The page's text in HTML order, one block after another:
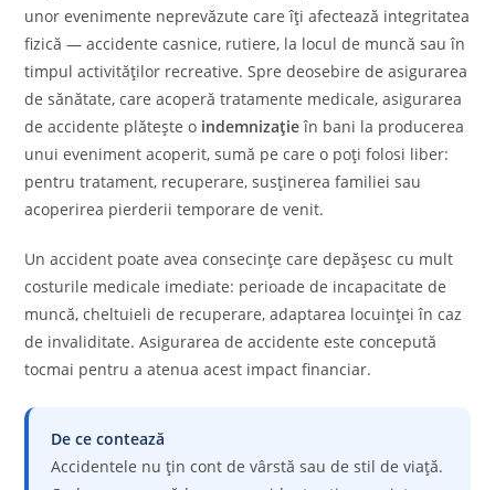
unor evenimente neprevăzute care îți afectează integritatea
fizică — accidente casnice, rutiere, la locul de muncă sau în
timpul activităților recreative. Spre deosebire de asigurarea
de sănătate, care acoperă tratamente medicale, asigurarea
de accidente plătește o indemnizațieîn bani la producerea
unui eveniment acoperit, sumă pe care o poți folosi liber:
pentru tratament, recuperare, susținerea familiei sau
acoperirea pierderii temporare de venit.
Un accident poate avea consecințe care depășesc cu mult
costurile medicale imediate: perioade de incapacitate de
muncă, cheltuieli de recuperare, adaptarea locuinței în caz
de invaliditate. Asigurarea de accidente este concepută
tocmai pentru a atenua acest impact financiar.
De ce contează
Accidentele nu țin cont de vârstă sau de stil de viață.